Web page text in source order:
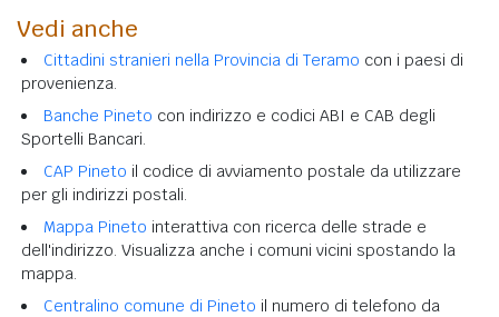
Vedi anche
Cittadini stranieri nella Provincia di Teramo con i paesi di
provenienza.
Banche Pineto con indirizzo e codici ABI e CAB degli
Sportelli Bancari.
CAP Pineto il codice di avviamento postale da utilizzare
per gli indirizzi postali.
Mappa Pineto interattiva con ricerca delle strade e
dell'indirizzo. Visualizza anche i comuni vicini spostando la
mappa.
Centralino comune di Pineto il numero di telefono da